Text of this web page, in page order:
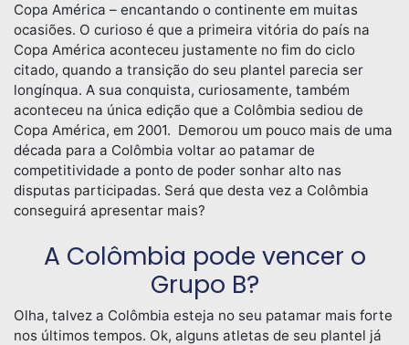
Copa América – encantando o continente em muitas
ocasiões. O curioso é que a primeira vitória do país na
Copa América aconteceu justamente no fim do ciclo
citado, quando a transição do seu plantel parecia ser
longínqua. A sua conquista, curiosamente, também
aconteceu na única edição que a Colômbia sediou de
Copa América, em 2001. Demorou um pouco mais de uma
década para a Colômbia voltar ao patamar de
competitividade a ponto de poder sonhar alto nas
disputas participadas. Será que desta vez a Colômbia
conseguirá apresentar mais?
A Colômbia pode vencer o
Grupo B?
Olha, talvez a Colômbia esteja no seu patamar mais forte
nos últimos tempos. Ok, alguns atletas de seu plantel já